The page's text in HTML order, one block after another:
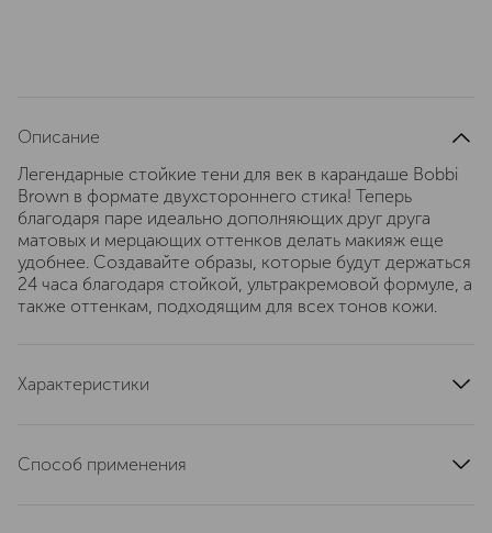
Описание
Легендарные стойкие тени для век в карандаше Bobbi
Brown в формате двухстороннего стика! Теперь
благодаря паре идеально дополняющих друг друга
матовых и мерцающих оттенков делать макияж еще
удобнее. Создавайте образы, которые будут держаться
24 часа благодаря стойкой, ультракремовой формуле, а
также оттенкам, подходящим для всех тонов кожи.
Характеристики
область применения
Способ применения